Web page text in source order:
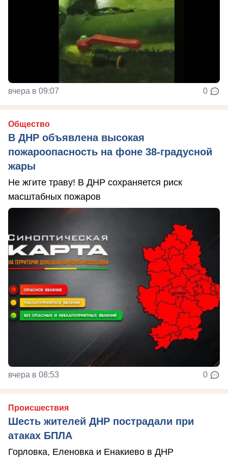
вчера в 09:07 0
Общество
В ДНР объявлена высокая
пожароопасность на фоне 38-градусной
жары
Не жгите траву! В ДНР сохраняется риск
масштабных пожаров
вчера в 08:53 0
Происшествия
Шесть жителей ДНР пострадали при
атаках БПЛА
Горловка, Еленовка и Енакиево в ДНР